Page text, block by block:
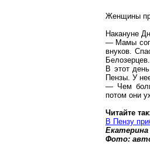
Женщины
Накануне
— Мамы
внуков.
Белозерцев.
В этот
Пензы. У
— Чем
потом они
Читайте
В Пензу
Фото: